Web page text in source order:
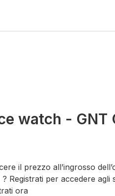
watch - GNT
il prezzo all’ingrosso
? Registrati per accedere agli
ora